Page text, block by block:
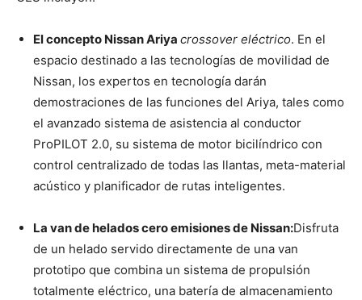
El concepto Nissan Ariya crossover eléctrico. En el
espacio destinado a las tecnologías de movilidad de
Nissan, los expertos en tecnología darán
demostraciones de las funciones del Ariya, tales como
el avanzado sistema de asistencia al conductor
ProPILOT 2.0, su sistema de motor bicilíndrico con
control centralizado de todas las llantas, meta-material
acústico y planificador de rutas inteligentes.
La van de helados cero emisiones de Nissan:Disfruta
de un helado servido directamente de una van
prototipo que combina un sistema de propulsión
totalmente eléctrico, una batería de almacenamiento